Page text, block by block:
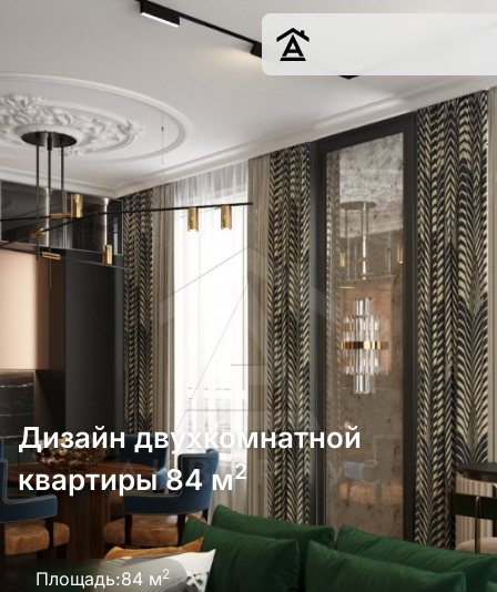
Дизайн
Ремонт
Цены
Наши работы
О нас
Контакты
г. Ростов-на-
8 (863) 221-10-
Обсудить проект
Дизайн двухкомнатной
квартиры 84 м2
Площадь:84 м2